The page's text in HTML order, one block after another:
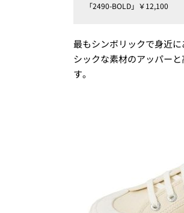
「2490-BOLD」￥12,100
最もシンボリックで身近
シックな素材のアッパー
す。